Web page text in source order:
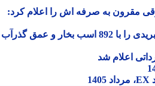
به صرفه اش را اعلام کرد:
چری جتور F700 پلاگین هیبریدی را با 892 اسب بخار و عمق گذرآب
اعلام شد